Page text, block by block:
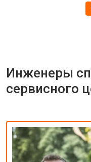
Инженеры
сервисного